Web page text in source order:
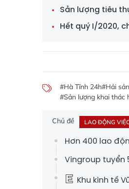
Sản lượng tiêu
Hết quý I/2020,
#Hà Tĩnh 24h#Hải sản
#Sản lượng khai thác
Chủ đề LAO ĐỘNG
Hơn 400 lao
Vingroup tuyển
Khu kinh tế